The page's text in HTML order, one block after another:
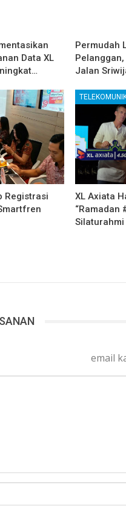
Data XL
Permudah
Jalan
Registrasi
XL Axiata
“Ramadan
Silaturahmi
email